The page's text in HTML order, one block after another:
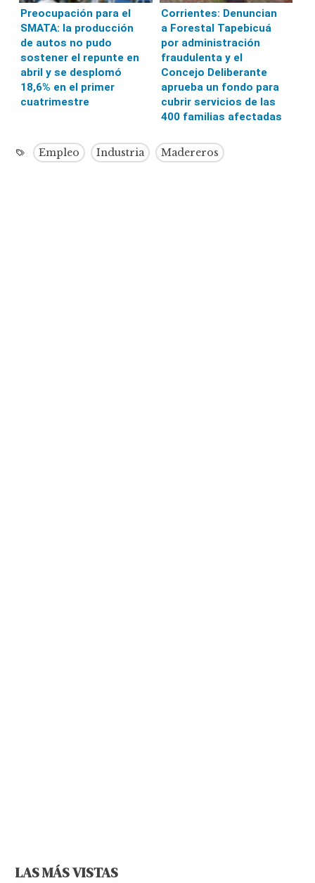
Preocupación para el
SMATA: la producción
de autos no pudo
sostener el repunte en
abril y se desplomó
18,6% en el primer
cuatrimestre
Corrientes: Denuncian
a Forestal Tapebicuá
por administración
fraudulenta y el
Concejo Deliberante
aprueba un fondo para
cubrir servicios de las
400 familias afectadas
Empleo Industria Madereros
LAS MÁS VISTAS